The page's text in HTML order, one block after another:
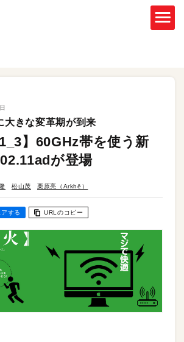
大きな変革期が到来
】60GHz帯を使う新
が登場
松山茂 栗原亮（Arkhē）
アする URLのコピー